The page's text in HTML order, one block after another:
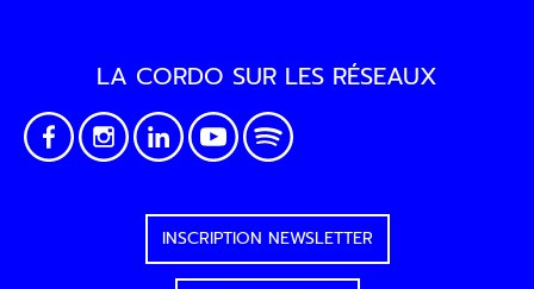
LA CORDO SUR LES RÉSEAUX
INSCRIPTION NEWSLETTER